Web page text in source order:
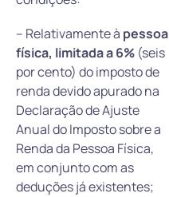
– Relativamente à pessoa
física, limitada a 6% (seis
por cento) do imposto de
renda devido apurado na
Declaração de Ajuste
Anual do Imposto sobre a
Renda da Pessoa Física,
em conjunto com as
deduções já existentes;